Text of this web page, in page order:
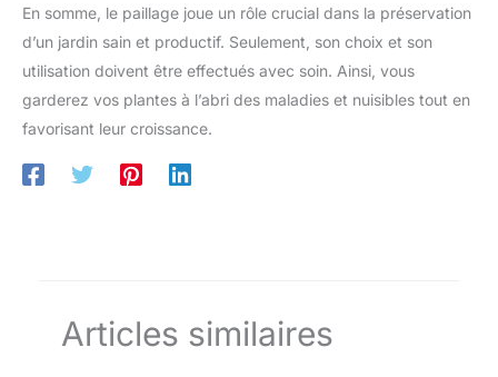
En somme, le paillage joue un rôle crucial dans la préservation
d’un jardin sain et productif. Seulement, son choix et son
utilisation doivent être effectués avec soin. Ainsi, vous
garderez vos plantes à l’abri des maladies et nuisibles tout en
favorisant leur croissance.
Articles similaires